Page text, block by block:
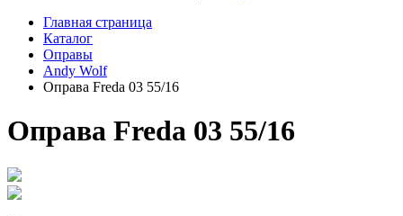
Главная страница
Каталог
Оправы
Andy Wolf
Оправа Freda 03 55/16
Оправа Freda 03 55/16